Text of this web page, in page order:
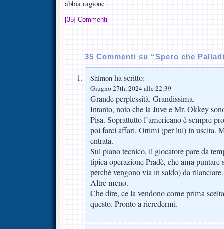
abbia ragione
[35] Commenti
35 Commenti su “Spero che
Shimon ha scritto:
Giugno 27th, 2024 alle 22:39
Grande perplessità. Grandissima.
Intanto, noto che la Juve e Mr. Okkey
Pisa. Soprattutto l’americano è sempre
poi farci affari. Ottimi (per lui) in uscita.
entrata.
Sul piano tecnico, il giocatore pare da
tipica operazione Pradè, che ama
perché vengono via in saldo) da
Altre meno.
Che dire, ce la vendono come prima
questo. Pronto a ricredermi.